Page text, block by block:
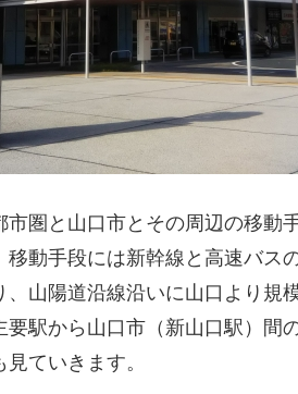
市圏と山口市とその周辺の移動
移動手段には新幹線と高速バス
山陽道沿線沿いに山口より規
要駅から山口市（新山口駅）間
ていきます。